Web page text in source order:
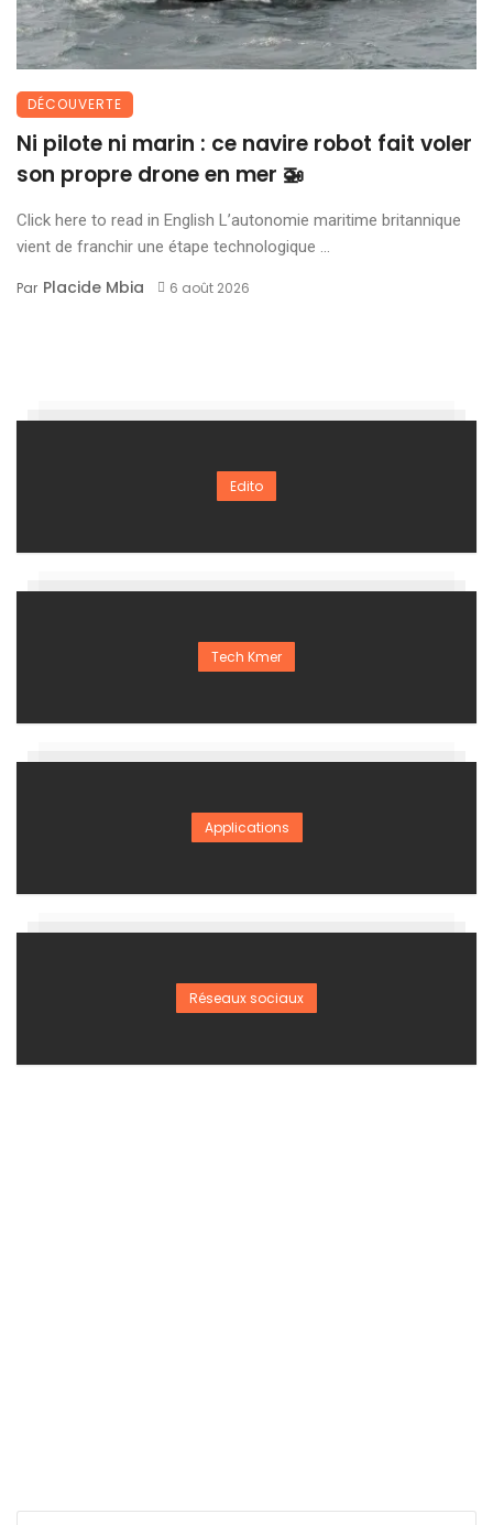
DÉCOUVERTE
Ni pilote ni marin : ce navire robot fait voler
son propre drone en mer 🚁
Click here to read in English L’autonomie maritime britannique
vient de franchir une étape technologique ...
Par Placide Mbia 6 août 2026
Edito
Tech Kmer
Applications
Réseaux sociaux